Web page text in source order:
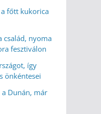
főtt kukorica
család, nyoma
fesztiválon
így
önkéntesei
Dunán, már